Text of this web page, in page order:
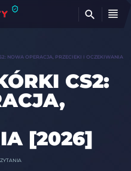
NOWA OPERACJA, PRZECIEKI I OCZEKIWANIA
CS2:
[2026]